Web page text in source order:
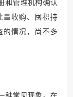
量收购、囤积持
情况，尚不多
种常见现象。在